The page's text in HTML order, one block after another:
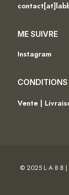
ME SUIVRE
Instagram
CONDITIONS
Vente |
© 2025 L·A·B·B